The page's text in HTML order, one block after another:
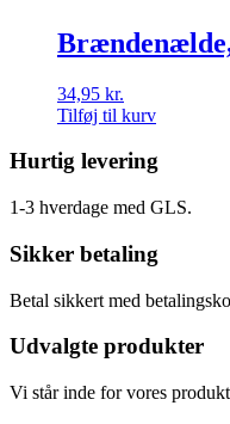
34,95 kr.
Tilføj til kurv
Hurtig levering
1-3 hverdage med GLS.
Sikker betaling
Betal sikkert med
Udvalgte produkter
Vi står inde for vores